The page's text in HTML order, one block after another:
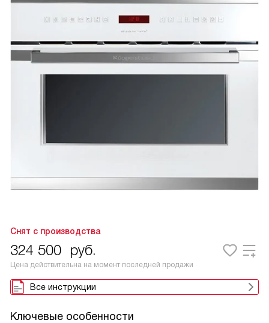
Снят с производства
324 500 руб.
Цена действительна на момент последней продажи
Все инструкции
Ключевые особенности